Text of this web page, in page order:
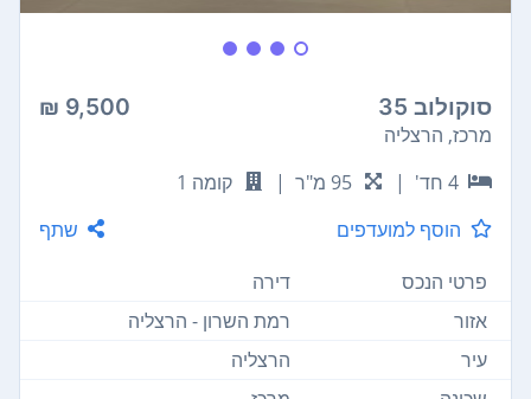
סוקולוב 35 9,500 ₪
מרכז, הרצליה
4 חד'
| 95 מ"ר |
קומה 1
הוסף למועדפים
שתף
פרטי הנכס
דירה
אזור
רמת השרון - הרצליה
עיר
הרצליה